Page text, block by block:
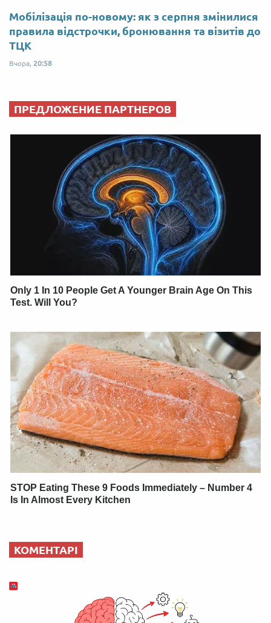
Мобілізація по-новому: як з серпня змінилися
правила відстрочки, бронювання та візитів до
ТЦК
Вчора, 20:58
ПРЕДЛОЖЕНИЕ ПАРТНЕРОВ
Only 1 In 10 People Get A Younger Brain Age On This
Test. Will You?
STOP Eating These 9 Foods Immediately – Number 4
Is In Almost Every Kitchen
КОМЕНТАРІ